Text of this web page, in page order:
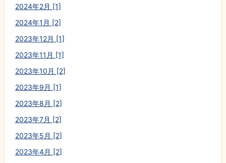
2024年2月 [1]
2024年1月 [2]
2023年12月 [1]
2023年11月 [1]
2023年10月 [2]
2023年9月 [1]
2023年8月 [2]
2023年7月 [2]
2023年5月 [2]
2023年4月 [2]